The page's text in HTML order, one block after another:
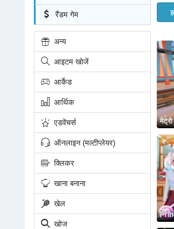
रैंडम गेम
अन्य
आइटम खोजें
आर्केड
आर्थिक
एडवेंचर्स
ऑनलाइन (मल्टीप्लेयर)
क्लिकर
खाना बनाना
खेल
खोज
मेट्रो